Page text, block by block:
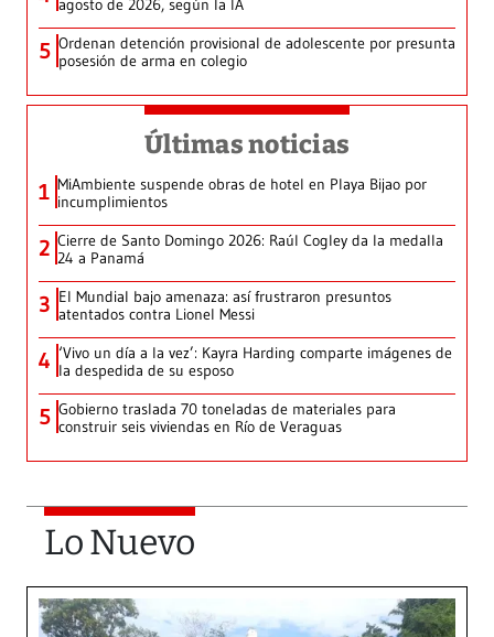
agosto de 2026, según la IA
5 Ordenan detención provisional de adolescente por presunta
posesión de arma en colegio
Últimas noticias
1 MiAmbiente suspende obras de hotel en Playa Bijao por
incumplimientos
2 Cierre de Santo Domingo 2026: Raúl Cogley da la medalla
24 a Panamá
3 El Mundial bajo amenaza: así frustraron presuntos
atentados contra Lionel Messi
4 ‘Vivo un día a la vez’: Kayra Harding comparte imágenes de
la despedida de su esposo
5 Gobierno traslada 70 toneladas de materiales para
construir seis viviendas en Río de Veraguas
Lo Nuevo